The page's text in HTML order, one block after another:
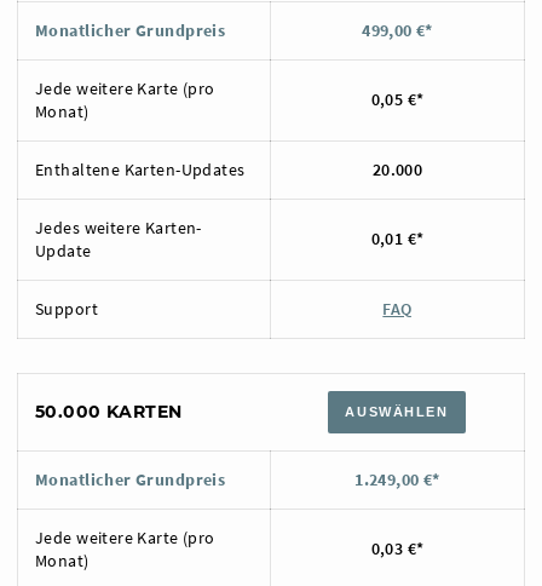
Monatlicher Grundpreis 499,00 €*
Jede weitere Karte (pro
Monat)
0,05 €*
Enthaltene Karten-Updates 20.000
Jedes weitere Karten-
Update
0,01 €*
Support FAQ
50.000 KARTEN AUSWÄHLEN
Monatlicher Grundpreis 1.249,00 €*
Jede weitere Karte (pro
Monat)
0,03 €*